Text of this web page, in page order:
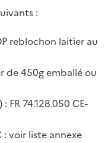
:
reblochon laitier au
de 450g emballé ou
FR 74.128.050 CE-
voir liste annexe